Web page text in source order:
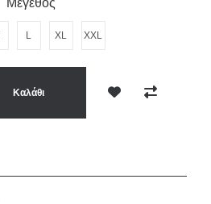
Μέγεθος
L XL XXL
Καλάθι